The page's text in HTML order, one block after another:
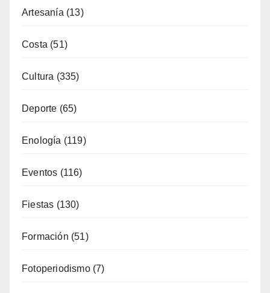
Alicante Gastronomía
Alojamiento
Artesanía(13)
Costa(51)
Cultura(335)
Deporte (65)
Enología(119)
Eventos(116)
Fiestas(130)